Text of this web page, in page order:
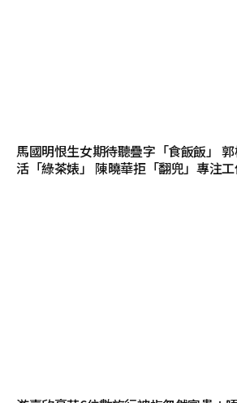
馬國明恨生女期待聽疊字「食飯飯」
活「綠茶婊」 陳曉華拒「翻兜」專注